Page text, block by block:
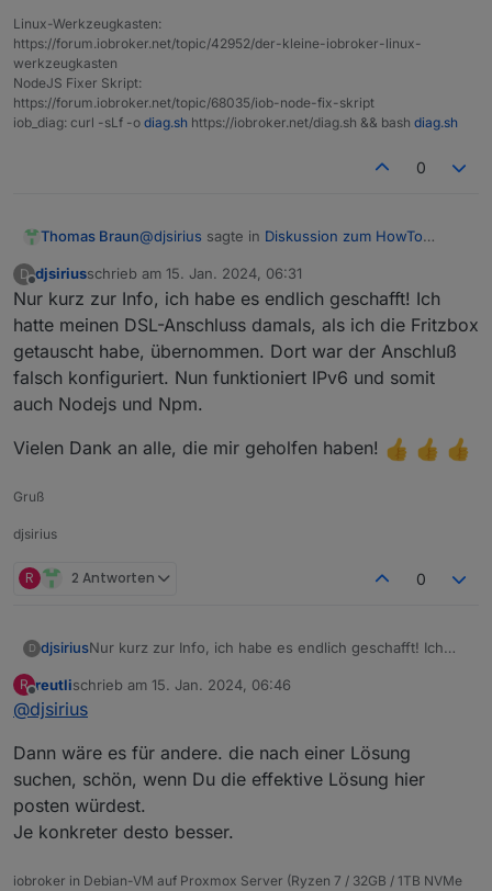
Linux-Werkzeugkasten:
https://forum.iobroker.net/topic/42952/der-kleine-iobroker-linux-
werkzeugkasten
NodeJS Fixer Skript:
https://forum.iobroker.net/topic/68035/iob-node-fix-skript
iob_diag: curl -sLf -o diag.sh https://iobroker.net/diag.sh && bash diag.sh
0
Thomas Braun@djsirius sagte in Diskussion zum HowTo
Auf Netcologne steht: Gut zu wissen: Hier
bei NetCologne erfolgt die Umstellung von
IPv4 auf IPv6 für Sie selbstverständlich
vollautomatisch.
Der Router muss aber dennoch richtig
eingestellt sein/werden.
Ich vermute, auf Leihgeräten von NetCologne
ist das auch schon der Fall, wenn du da eigene
Hardware einsetzt musst du das machen.
Evtl. sieht NetCologne da auch die Fernwartung
per TR-064 vor. Aber auch das müsste dann auf
der Fritzbox aktiv sein, damit das funktionieren
kann.
D
Offline
djsiriusschrieb am 15. Jan. 2024, 06:31
zuletzt editiert von
Nur kurz zur Info, ich habe es endlich geschafft! Ich
hatte meinen DSL-Anschluss damals, als ich die Fritzbox
getauscht habe, übernommen. Dort war der Anschluß
falsch konfiguriert. Nun funktioniert IPv6 und somit
auch Nodejs und Npm.
Vielen Dank an alle, die mir geholfen haben!
Gruß
djsirius
R 2 Antworten 0
D djsiriusNur kurz zur Info, ich habe es endlich geschafft! Ich
Fritzbox getauscht habe, übernommen. Dort war der
Vielen Dank an alle, die mir geholfen haben!
R
Offline
reutlischrieb am 15. Jan. 2024, 06:46
zuletzt editiert von
@djsirius
Dann wäre es für andere. die nach einer Lösung
suchen, schön, wenn Du die effektive Lösung hier
posten würdest.
Je konkreter desto besser.
iobroker in Debian-VM auf Proxmox Server (Ryzen 7 / 32GB / 1TB NVMe